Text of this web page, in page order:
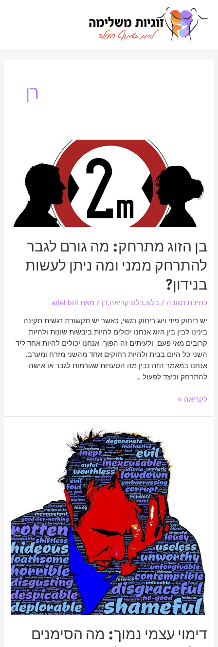
לתוכן
רן
בן הזוג מתרחק: מה גורם לגבר
להתרחק ממני ומה ניתן לעשות
בנידון?
כתיבת תגובה /בלוג,בלוג קריאה,רן / מאת ariel bril
יש ריחוק פיזי ויש ריחוק רגשי, כאשר יש תקשורת רגשית תקינה
בינינו לבין בין הזוג אנחנו יכולים להיות ביבשות שונות ולהיות
קרובים מאי פעם, ולעיתים זה הפוך, אנחנו יכולים להיות אחד ליד
השני כל היום בבית ולהיות רחוקים אחד מהשני מזרח ומערב.
אנחנו במאמר הזה נבין מה הטעויות שגורמות לגבר או אישה
להתרחק וכיצד לפעול …
מתרחק:
מה
גורם
לגבר
להתרחק
ממני
ניתן
לעשות
בנידון?
לקריאה »
דימוי עצמי נמוך: מה הסימנים